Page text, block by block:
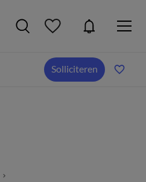
Solliciteren